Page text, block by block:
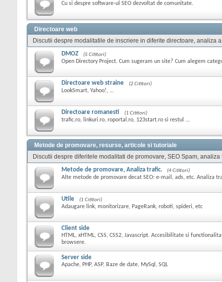
Cu si despre software-ul SEO dezvoltat de comunitate.
Directoare web
Discutii despre modalitatile de inscriere in diferite directoare, analiza
DMOZ (5 Cititori)
Open Directory Project. Cum sugeram un site? Cum alegem
Directoare web straine (2 Cititori)
LookSmart, Yahoo!, ...
Directoare romanesti (1 Cititori)
trafic.ro, linkuri.ro, roportal.ro, 123start.ro si restul ...
Metode de promovare, resurse, articole si tutoriale
Discutii despre diferitele modalitati de promovare, SEO Spam,
Metode de promovare, Analiza trafic. (4 Cititori)
Alte metode de promovare decat SEO: e-mail, ads, etc. Analiza
Utile (1 Cititori)
Adaugare link, monitorizare, PageRank, roboti, spideri, etc
Client side
HTML, xHTML, CSS, CSS2, Javascript. Accesibilitate si
browsere.
Server side
Apache, PHP, ASP, Baze de date, MySql, SQL